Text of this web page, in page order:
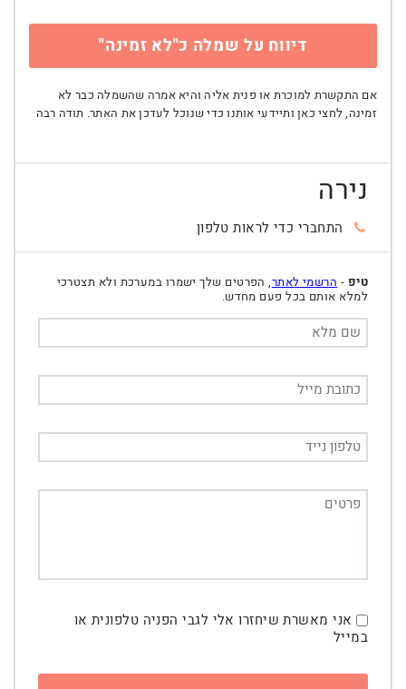
דיווח על שמלה כ"לא זמינה"
אם התקשרת למוכרת או פנית אליה והיא אמרה שהשמלה כבר לא
זמינה, לחצי כאן ותיידעי אותנו כדי שנוכל לעדכן את האתר. תודה רבה
נירה
התחברי כדי לראות טלפון
טיפ - הרשמי לאתר, הפרטים שלך ישמרו במערכת ולא תצטרכי
למלא אותם בכל פעם מחדש.
אני מאשרת שיחזרו אלי לגבי הפניה טלפונית או
במייל